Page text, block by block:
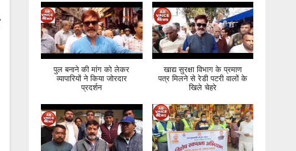
पुल बनाने की मांग को लेकर
व्यापारियों ने किया जोरदार
प्रदर्शन
खाद्य सुरक्षा विभाग के प्रमाण
पत्र मिलने से रेडी पटरी वालों के
खिले चेहरे